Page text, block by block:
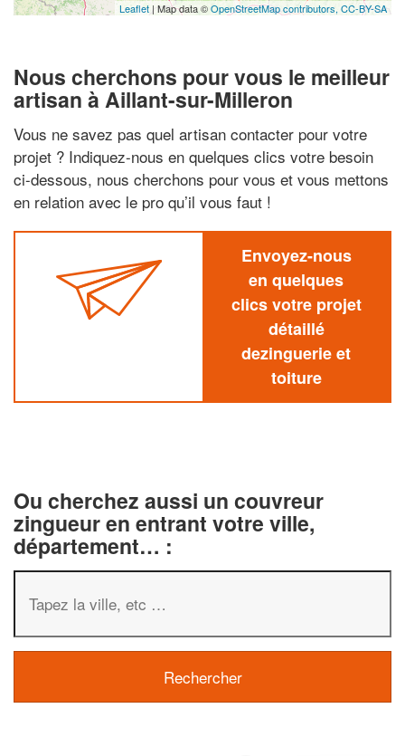
Leaflet | Map data ©OpenStreetMap contributors, CC-BY-SA
Nous cherchons pour vous le meilleur
artisan à Aillant-sur-Milleron
Vous ne savez pas quel artisan contacter pour votre
projet ? Indiquez-nous en quelques clics votre besoin
ci-dessous, nous cherchons pour vous et vous mettons
en relation avec le pro qu’il vous faut !
Envoyez-nous
en quelques
clics votre projet
détaillé
dezinguerie et
toiture
Ou cherchez aussi un couvreur
zingueur en entrant votre ville,
département… :